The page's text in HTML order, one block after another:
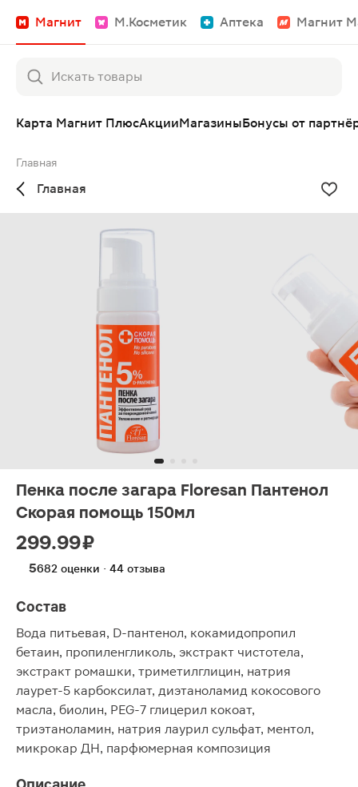
Магнит М.Косметик Аптека Магнит
Карта Магнит ПлюсАкцииМагазиныБонусы от
Главная
Главная
Пенка после загара Floresan Пантенол
Скорая помощь 150мл
299.99 ₽
5682 оценки · 44 отзыва
Состав
Вода питьевая, D-пантенол, кокамидопропил
бетаин, пропиленгликоль, экстракт чистотела,
экстракт ромашки, триметилглицин, натрия
лаурет-5 карбоксилат, диэтаноламид кокосового
масла, биолин, PEG-7 глицерил кокоат,
триэтаноламин, натрия лаурил сульфат, ментол,
микрокар ДН, парфюмерная композиция